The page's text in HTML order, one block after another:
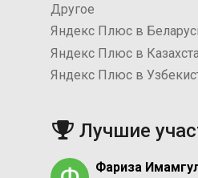
Другое
Яндекс Плюс в
Яндекс Плюс в
Яндекс Плюс в
Лучшие
Фариза